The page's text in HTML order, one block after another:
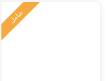
ش
ا
م
ل
ت
ر
ك
ي
ب